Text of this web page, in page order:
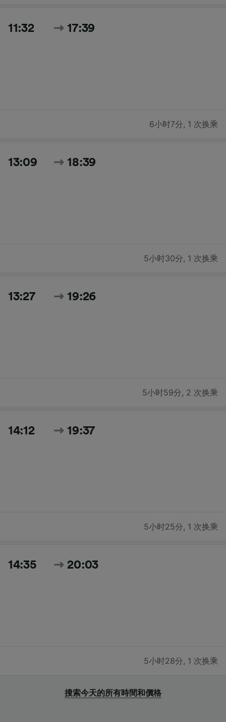
11:32 17:39
6小时7分, 1 次换乘
13:09 18:39
5小时30分, 1 次换乘
13:27 19:26
5小时59分, 2 次换乘
14:12 19:37
5小时25分, 1 次换乘
14:35 20:03
5小时28分, 1 次换乘
搜索今天的所有時間和價格